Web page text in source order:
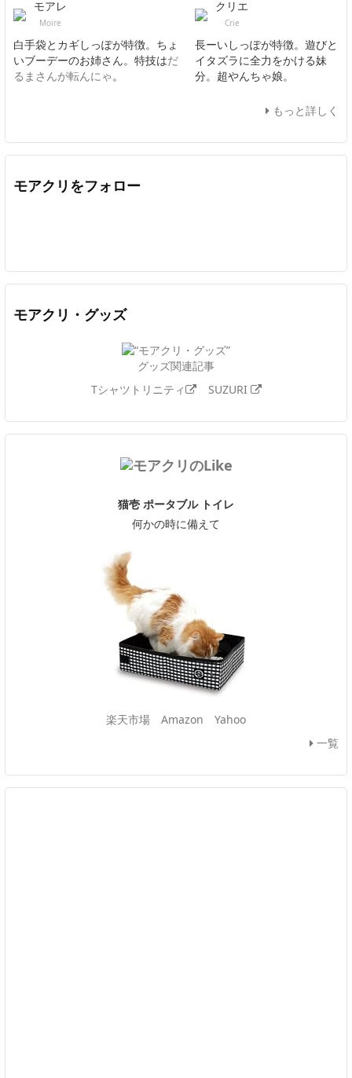
モアレ
Moire
白手袋とカギしっぽが特徴。ちょ
いブーデーのお姉さん。特技はだ
るまさんが転んにゃ。
クリエ
Crie
長ーいしっぽが特徴。遊びと
イタズラに全力をかける妹
分。超やんちゃ娘。
もっと詳しく
モアクリをフォロー
モアクリ・グッズ
グッズ関連記事
Tシャツトリニティ
SUZURI
猫壱 ポータブル トイレ
何かの時に備えて
楽天市場 Amazon
Yahoo
一覧